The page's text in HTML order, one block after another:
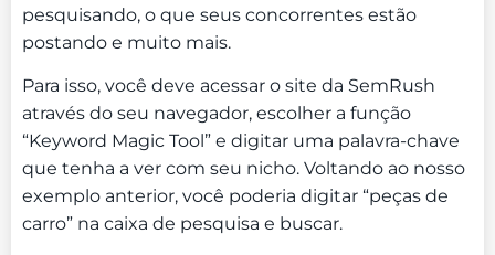
pesquisando, o que seus concorrentes estão
postando e muito mais.
Para isso, você deve acessar o site da SemRush
através do seu navegador, escolher a função
“Keyword Magic Tool” e digitar uma palavra-chave
que tenha a ver com seu nicho. Voltando ao nosso
exemplo anterior, você poderia digitar “peças de
carro” na caixa de pesquisa e buscar.